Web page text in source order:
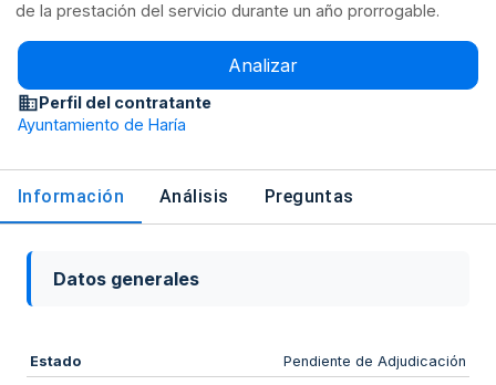
de la prestación del servicio durante un año prorrogable.
Analizar
Perfil del contratante
Ayuntamiento de Haría
Información Análisis Preguntas
Datos generales
Estado Pendiente de Adjudicación